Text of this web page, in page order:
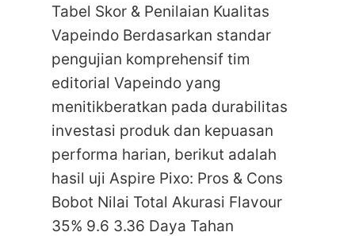
Tabel Skor & Penilaian Kualitas
Vapeindo Berdasarkan standar
pengujian komprehensif tim
editorial Vapeindo yang
menitikberatkan pada durabilitas
investasi produk dan kepuasan
performa harian, berikut adalah
hasil uji Aspire Pixo: Pros & Cons
Bobot Nilai Total Akurasi Flavour
35% 9.6 3.36 Daya Tahan